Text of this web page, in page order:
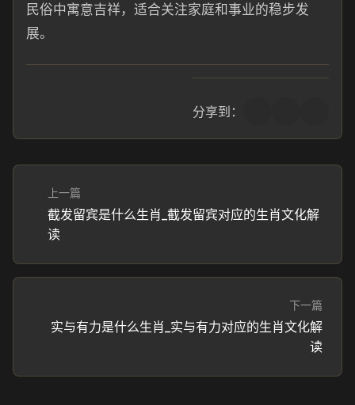
民俗中寓意吉祥，适合关注家庭和事业的稳步发
展。
分享到：
上一篇
截发留宾是什么生肖_截发留宾对应的生肖文化解
读
下一篇
实与有力是什么生肖_实与有力对应的生肖文化解
读